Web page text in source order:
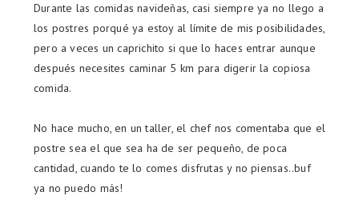
Durante las comidas navideñas, casi siempre ya no llego a
los postres porqué ya estoy al límite de mis posibilidades,
pero a veces un caprichito si que lo haces entrar aunque
después necesites caminar 5 km para digerir la copiosa
comida.
No hace mucho, en un taller, el chef nos comentaba que el
postre sea el que sea ha de ser pequeño, de poca
cantidad, cuando te lo comes disfrutas y no piensas..buf
ya no puedo más!